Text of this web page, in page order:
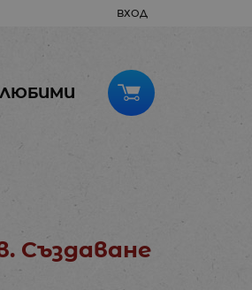
ВХОД
ЛЮБИМИ
Създаване